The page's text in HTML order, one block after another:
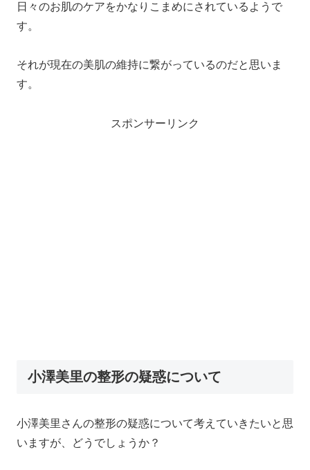
日々のお肌のケアをかなりこまめにされているようで
す。
それが現在の美肌の維持に繋がっているのだと思いま
す。
スポンサーリンク
小澤美里の整形の疑惑について
小澤美里さんの整形の疑惑について考えていきたいと思
いますが、どうでしょうか？